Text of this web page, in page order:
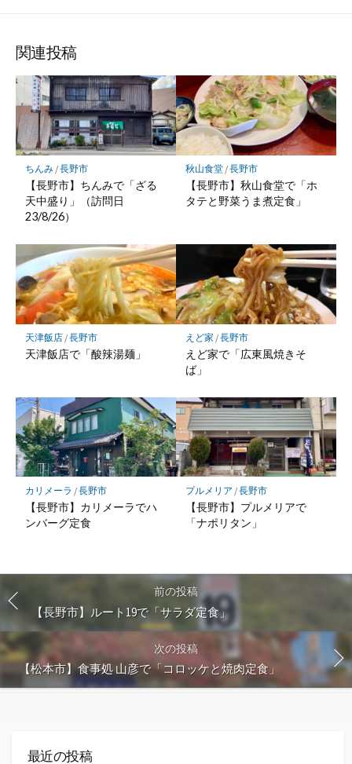
関連投稿
ちんみ/長野市
【長野市】ちんみで「ざる
天中盛り」（訪問日
23/8/26）
秋山食堂/長野市
【長野市】秋山食堂で「ホ
タテと野菜うま煮定食」
天津飯店/長野市
天津飯店で「酸辣湯麺」
えど家 /長野市
えど家で「広東風焼きそ
ば」
カリメーラ /長野市
【長野市】カリメーラでハ
ンバーグ定食
プルメリア /長野市
【長野市】プルメリアで
「ナポリタン」
前の投稿
【長野市】ルート19で「サラダ定食」
次の投稿
【松本市】食事処 山彦で「コロッケと焼肉定食」
最近の投稿